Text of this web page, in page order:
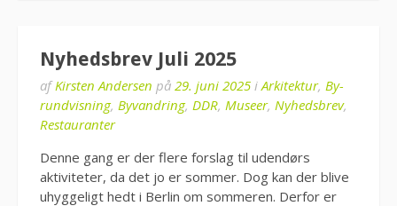
Nyhedsbrev Juli 2025
afKirsten Andersen på 29. juni 2025 iArkitektur, By-
rundvisning, Byvandring, DDR, Museer, Nyhedsbrev,
Restauranter
Denne gang er der flere forslag til udendørs
aktiviteter, da det jo er sommer. Dog kan der blive
uhyggeligt hedt i Berlin om sommeren. Derfor er